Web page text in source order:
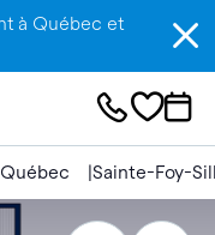
à Québec et
Québec Sainte-Foy-